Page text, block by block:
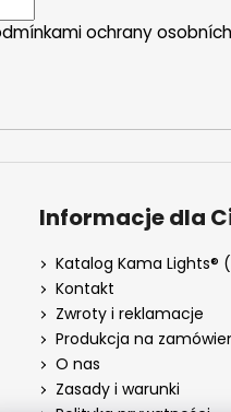
ochrany
Informacje dla
Katalog Kama Lights®
Kontakt
Zwroty i reklamacje
Produkcja na
O nas
Zasady i warunki